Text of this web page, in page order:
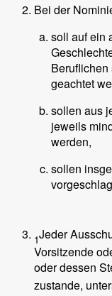
Bei der
soll auf ein
geachtet
sollen aus
jeweils
werden,
sollen
1Jeder
Vorsitzende
oder dessen
zustande,